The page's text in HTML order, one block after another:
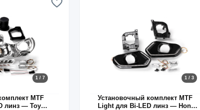
1 / 7
MTF
линз — Toyota
1 / 3
Установочный комплект MTF
Light для Bi-LED линз — Honda